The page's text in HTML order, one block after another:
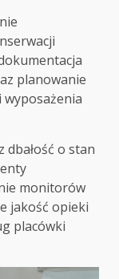
planowanie
wyposażenia
dbałość o stan
monitorów
jakość opieki
placówki